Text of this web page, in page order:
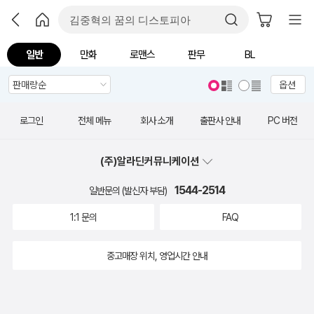
일반 만화 로맨스 판무 BL
옵션
로그인 전체 메뉴 회사 소개 출판사 안내 PC 버전
(주)알라딘커뮤니케이션
일반문의 (발신자 부담) 1544-2514
1:1 문의 FAQ
중고매장 위치, 영업시간 안내